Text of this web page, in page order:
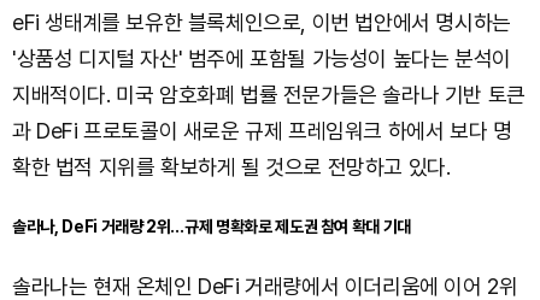
eFi 생태계를 보유한 블록체인으로, 이번 법안에서 명시하는
'상품성 디지털 자산' 범주에 포함될 가능성이 높다는 분석이
지배적이다. 미국 암호화폐 법률 전문가들은 솔라나 기반 토큰
과 DeFi 프로토콜이 새로운 규제 프레임워크 하에서 보다 명
확한 법적 지위를 확보하게 될 것으로 전망하고 있다.
솔라나, DeFi 거래량 2위…규제 명확화로 제도권 참여 확대 기대
솔라나는 현재 온체인 DeFi 거래량에서 이더리움에 이어 2위